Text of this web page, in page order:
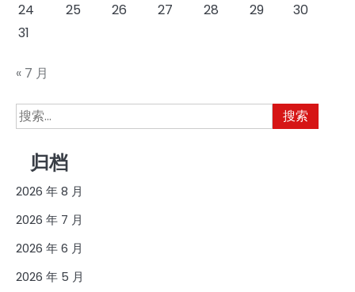
24
25 26 27 28 29
30
31
« 7 月
搜
索：
归档
2026 年 8 月
2026 年 7 月
2026 年 6 月
2026 年 5 月